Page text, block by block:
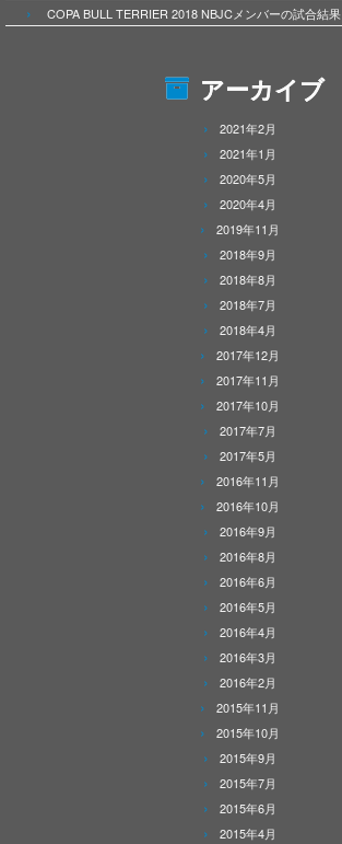
COPA BULL TERRIER 2018 NBJCメンバーの試合結果
アーカイブ
2021年2月
2021年1月
2020年5月
2020年4月
2019年11月
2018年9月
2018年8月
2018年7月
2018年4月
2017年12月
2017年11月
2017年10月
2017年7月
2017年5月
2016年11月
2016年10月
2016年9月
2016年8月
2016年6月
2016年5月
2016年4月
2016年3月
2016年2月
2015年11月
2015年10月
2015年9月
2015年7月
2015年6月
2015年4月